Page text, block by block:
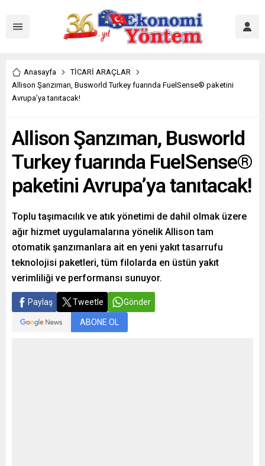
Anasayfa
TİCARİ ARAÇLAR
Allison Şanzıman, Busworld Turkey fuarında FuelSense® paketini
Avrupa’ya tanıtacak!
Allison Şanzıman, Busworld
Turkey fuarında FuelSense®
paketini Avrupa’ya tanıtacak!
Toplu taşımacılık ve atık yönetimi de dahil olmak üzere
ağır hizmet uygulamalarına yönelik Allison tam
otomatik şanzımanlara ait en yeni yakıt tasarrufu
teknolojisi paketleri, tüm filolarda en üstün yakıt
verimliliği ve performansı sunuyor.
Paylaş Tweetle Gönder
ABONE OL